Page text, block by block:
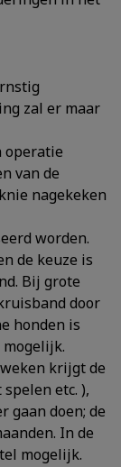
zal er maar
operatie
van de
nagekeken
worden.
de keuze is
Bij grote
door
honden is
krijgt de
etc. ),
gaan doen; de
In de
mogelijk.